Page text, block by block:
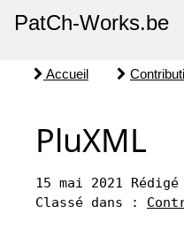
PatCh-Works.be
Accueil
PluXML
15 mai 2021
Classé dans :